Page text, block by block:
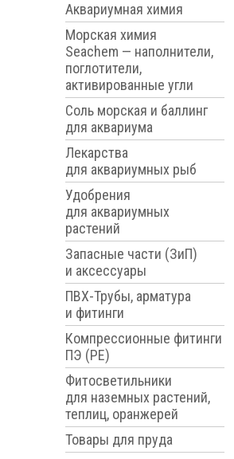
Аквариумная химия
Морская химия
Seachem — наполнители,
поглотители,
активированные угли
Соль морская и баллинг
для аквариума
Лекарства
для аквариумных рыб
Удобрения
для аквариумных
растений
Запасные части (ЗиП)
и аксессуары
ПВХ-Трубы, арматура
и фитинги
Компрессионные фитинги
ПЭ (PE)
Фитосветильники
для наземных растений,
теплиц, оранжерей
Товары для пруда